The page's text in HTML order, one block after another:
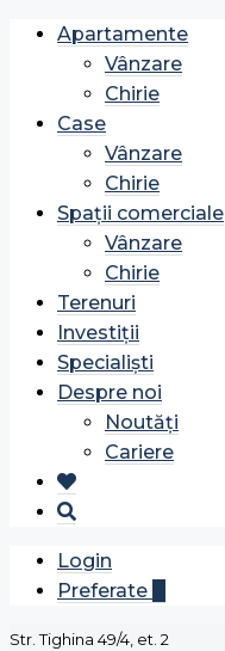
Apartamente
Vânzare
Chirie
Case
Vânzare
Chirie
Spații comerciale
Vânzare
Chirie
Terenuri
Investiții
Specialiști
Despre noi
Noutăți
Cariere
Login
Preferate
Str. Tighina 49/4, et. 2